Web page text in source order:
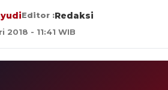
Editor :Redaksi
2018 - 11:41 WIB